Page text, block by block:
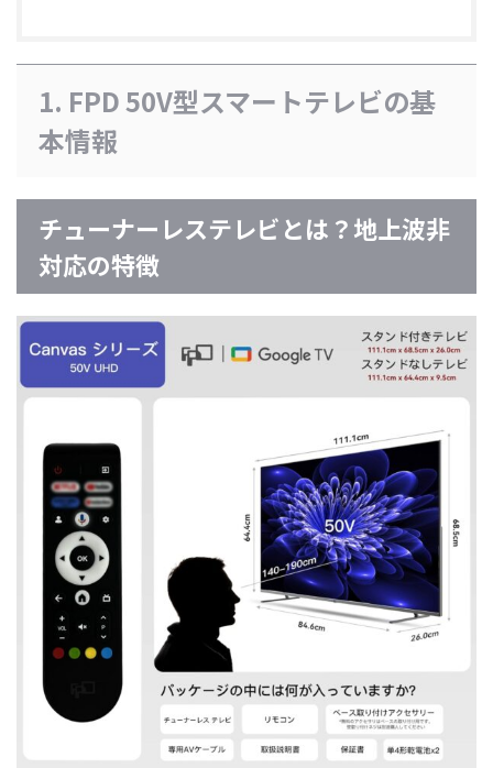
1. FPD 50V型スマートテレビの基
本情報
チューナーレステレビとは？地上波非
対応の特徴